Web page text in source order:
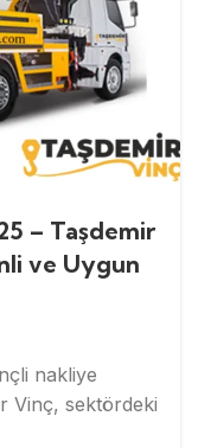
– Taşdemir
ve Uygun
nakliye
Vinç, sektördeki